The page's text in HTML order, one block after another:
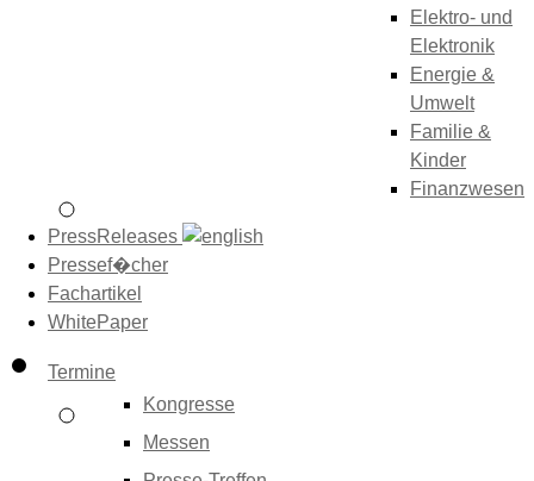
Elektro- und
Elektronik
Energie &
Umwelt
Familie &
Kinder
Finanzwesen
PressReleases
Pressef�cher
Fachartikel
WhitePaper
Termine
Kongresse
Messen